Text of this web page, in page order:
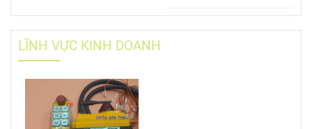
LĨNH VỰC KINH DOANH